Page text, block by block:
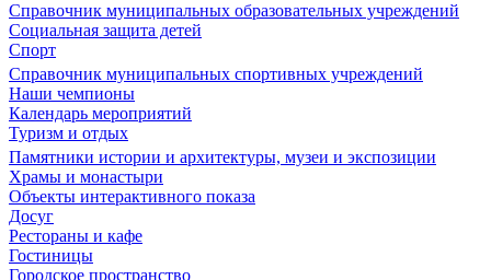
Справочник муниципальных образовательных учреждений
Социальная защита детей
Спорт
Справочник муниципальных спортивных учреждений
Наши чемпионы
Календарь мероприятий
Туризм и отдых
Памятники истории и архитектуры, музеи и экспозиции
Храмы и монастыри
Объекты интерактивного показа
Досуг
Рестораны и кафе
Гостиницы
Городское пространство